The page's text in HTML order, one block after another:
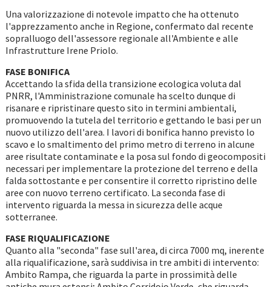
Una valorizzazione di notevole impatto che ha ottenuto
l'apprezzamento anche in Regione, confermato dal recente
sopralluogo dell'assessore regionale all'Ambiente e alle
Infrastrutture Irene Priolo.
FASE BONIFICA
Accettando la sfida della transizione ecologica voluta dal
PNRR, l'Amministrazione comunale ha scelto dunque di
risanare e ripristinare questo sito in termini ambientali,
promuovendo la tutela del territorio e gettando le basi per un
nuovo utilizzo dell'area. I lavori di bonifica hanno previsto lo
scavo e lo smaltimento del primo metro di terreno in alcune
aree risultate contaminate e la posa sul fondo di geocompositi
necessari per implementare la protezione del terreno e della
falda sottostante e per consentire il corretto ripristino delle
aree con nuovo terreno certificato. La seconda fase di
intervento riguarda la messa in sicurezza delle acque
sotterranee.
FASE RIQUALIFICAZIONE
Quanto alla "seconda" fase sull'area, di circa 7000 mq, inerente
alla riqualificazione, sarà suddivisa in tre ambiti di intervento:
Ambito Rampa, che riguarda la parte in prossimità delle